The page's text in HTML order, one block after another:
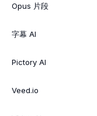
Opus 片段
字幕 AI
Pictory AI
Veed.io